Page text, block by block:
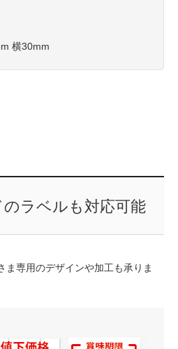
横30mm
ラベルも対応可能
ま専用のデザインや加工も承りま